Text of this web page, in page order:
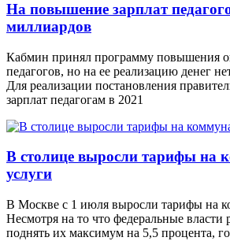
На повышение зарплат
миллиардов
Кабмин принял программу повышения
педагогов, но на ее реализацию денег
Для реализации постановления
зарплат педагогам в 2021
В столице выросли тарифы на
услуги
В Москве с 1 июля выросли тарифы на
Несмотря на то что федеральные власти
поднять их максимум на 5,5 процента,